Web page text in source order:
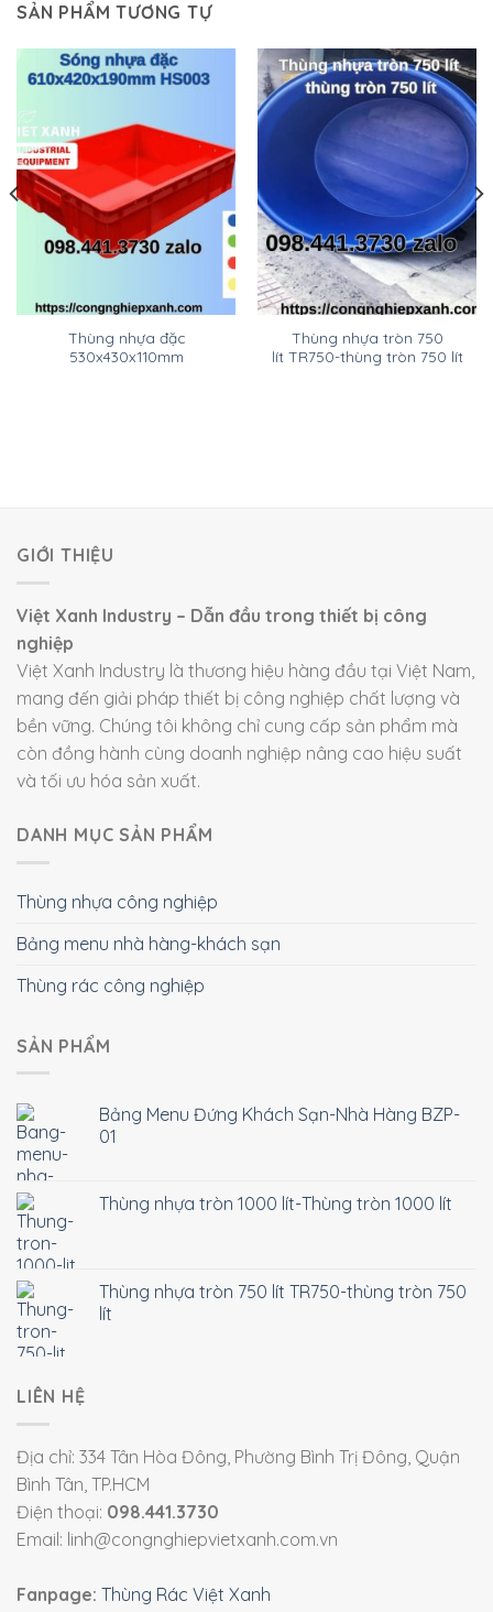
SẢN PHẨM TƯƠNG TỰ
Thùng nhựa đặc
530x430x110mm
Thùng nhựa tròn 750
lít TR750-thùng tròn 750 lít
GIỚI THIỆU
Việt Xanh Industry – Dẫn đầu trong thiết bị công
nghiệp
Việt Xanh Industry là thương hiệu hàng đầu tại Việt Nam,
mang đến giải pháp thiết bị công nghiệp chất lượng và
bền vững. Chúng tôi không chỉ cung cấp sản phẩm mà
còn đồng hành cùng doanh nghiệp nâng cao hiệu suất
và tối ưu hóa sản xuất.
DANH MỤC SẢN PHẨM
Thùng nhựa công nghiệp
Bảng menu nhà hàng-khách sạn
Thùng rác công nghiệp
SẢN PHẨM
Bảng Menu Đứng Khách Sạn-Nhà Hàng BZP-
01
Thùng nhựa tròn 1000 lít-Thùng tròn 1000 lít
Thùng nhựa tròn 750 lít TR750-thùng tròn 750
lít
LIÊN HỆ
Địa chỉ: 334 Tân Hòa Đông, Phường Bình Trị Đông, Quận
Bình Tân, TP.HCM
Điện thoại: 098.441.3730
Email: linh@congnghiepvietxanh.com.vn
Fanpage: Thùng Rác Việt Xanh